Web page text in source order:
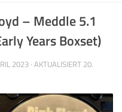
– Meddle 5.1
Years Boxset)
2023· AKTUALISIERT 20.